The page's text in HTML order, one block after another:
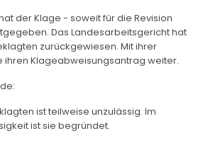
der Klage - soweit für die Revision
Das Landesarbeitsgericht hat
zurückgewiesen. Mit ihrer
ihren Klageabweisungsantrag weiter.
ist teilweise unzulässig. Im
ist sie begründet.